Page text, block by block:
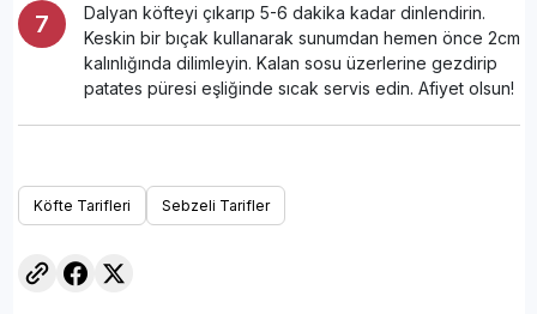
Dalyan köfteyi çıkarıp 5-6 dakika kadar dinlendirin.
Keskin bir bıçak kullanarak sunumdan hemen önce 2cm
kalınlığında dilimleyin. Kalan sosu üzerlerine gezdirip
patates püresi eşliğinde sıcak servis edin. Afiyet olsun!
Köfte Tarifleri Sebzeli Tarifler